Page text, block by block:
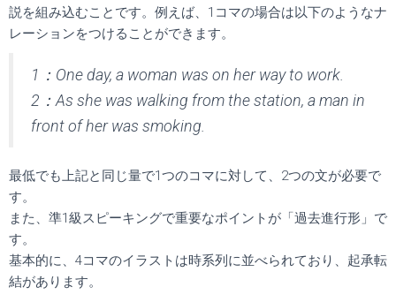
説を組み込むことです。例えば、1コマの場合は以下のようなナ
レーションをつけることができます。
1：One day, a woman was on her way to work.
2：As she was walking from the station, a man in
front of her was smoking.
最低でも上記と同じ量で1つのコマに対して、2つの文が必要で
す。
また、準1級スピーキングで重要なポイントが「過去進行形」で
す。
基本的に、4コマのイラストは時系列に並べられており、起承転
結があります。